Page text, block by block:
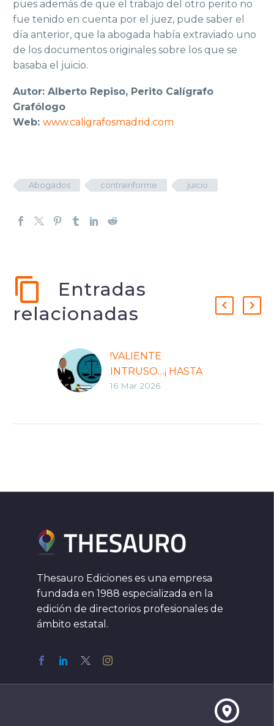
pues además de que el trabajo del otro perito no
fue tenido en cuenta por el juez, pude saber el
día anterior, que la abogada había extraviado uno
de los documentos originales sobre los que se
basaba el juicio.
Autor: Alberto Repiso, Perito Calígrafo
Grafólogo
Web: www.caligrafosmadrid.com
Abogados contrainforme juicio
Entradas
relacionadas
!VALIENTE
INTRUSO…¡ HASTA
LLEGAR AL JUEZ
16 Mar 2026
Thesauro Ediciones es una empresa
fundada en 1988 especializada en la
edición de directorios profesionales de
ámbito estatal.

